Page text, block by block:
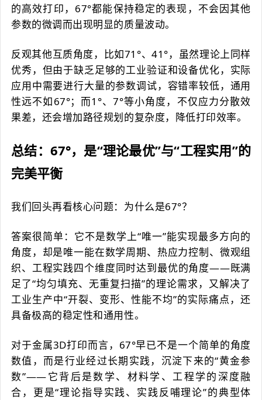
的高效打印，67°都能保持稳定的表现，不会因其他
参数的微调而出现明显的质量波动。
反观其他互质角度，比如71°、41°，虽然理论上同样
优秀，但由于缺乏足够的工业验证和设备优化，实际
应用中需要进行大量的参数调试，容错率较低，通用
性远不如67°；而1°、7°等小角度，不仅应力分散效
果差，还会增加路径规划的复杂度，降低打印效率。
总结：67°，是“理论最优”与“工程实用”的
完美平衡
我们回头再看核心问题：为什么是67°？
答案很简单：它不是数学上“唯一”能实现最多方向的
角度，却是唯一能在数学周期、热应力控制、微观组
织、工程实践四个维度同时达到最优的角度——既满
足了“均匀填充、无重复扫描”的理论需求，又解决了
工业生产中“开裂、变形、性能不均”的实际痛点，还
具备极高的稳定性和通用性。
对于金属3D打印而言，67°早已不是一个简单的角度
数值，而是行业经过长期实践，沉淀下来的“黄金参
数”——它背后是数学、材料学、工程学的深度融
合，更是“理论指导实践、实践反哺理论”的典型体